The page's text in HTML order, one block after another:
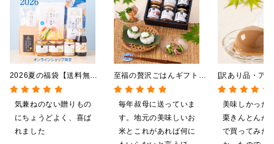
至福の贅沢ごはんギフト
【送料込/沖縄県送料別
途】【化粧箱包装付/オン
ライン限定】
毎年叔母に送っていま
す。地元の美味しいお
米とこれがあれば何に
2026夏の福袋【送料無
料】【オンライン限定】
【ポイントキャンペーン実
施中】【のし・ラッピン
グ・化粧箱詰め不可】
気兼ねのない贈りもの
にちょうどよく、喜ば
れました
[訳あり品・ア
[賞味期限2026
日]絹ごしなめ
んとんゼリー
限定】
美味しかった
栗きんとんが
で買ってみた